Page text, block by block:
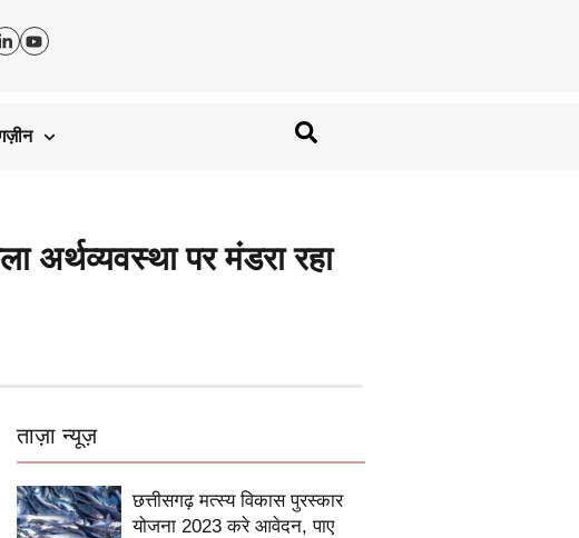
पर मंडरा रहा
ताज़ा न्यूज़
छत्तीसगढ़ मत्स्य विकास पुरस्कार
योजना 2023 करे आवेदन, पाए